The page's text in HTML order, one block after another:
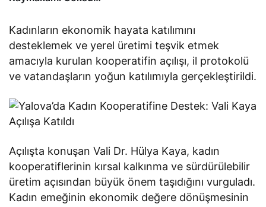
Ziyareti
Kadınların ekonomik hayata katılımını
desteklemek ve yerel üretimi teşvik etmek
amacıyla kurulan kooperatifin açılışı, il protokolü
ve vatandaşların yoğun katılımıyla gerçekleştirildi.
Açılışta konuşan Vali Dr. Hülya Kaya, kadın
kooperatiflerinin kırsal kalkınma ve sürdürülebilir
üretim açısından büyük önem taşıdığını vurguladı.
Kadın emeğinin ekonomik değere dönüşmesinin